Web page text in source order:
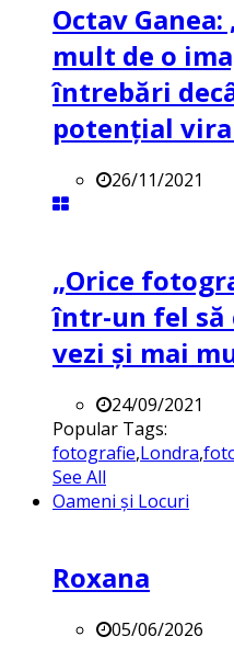
Octav
mult de o
întrebări
potenţial
26/11/2021
„Orice
într-un fel să
vezi și mai
24/09/2021
Popular Tags:
fotografie,Londra,
See All
Oameni și Locuri
Roxana
05/06/2026